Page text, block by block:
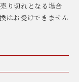
り切れとなる場合
はお受けできません